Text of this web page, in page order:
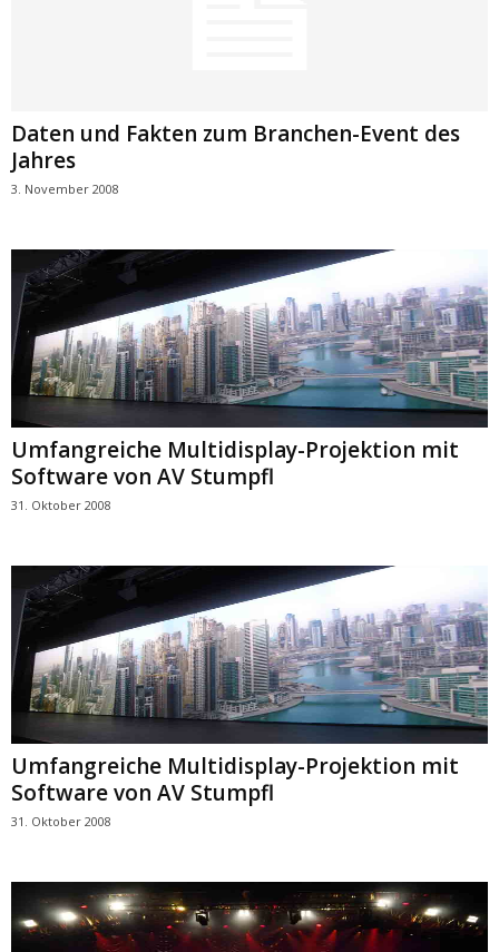
Daten und Fakten zum Branchen-Event des
Jahres
3. November 2008
Umfangreiche Multidisplay-Projektion mit
Software von AV Stumpfl
31. Oktober 2008
Umfangreiche Multidisplay-Projektion mit
Software von AV Stumpfl
31. Oktober 2008